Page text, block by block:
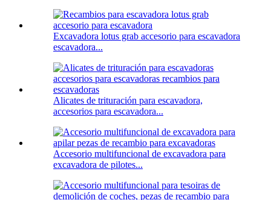
Excavadora lotus grab accesorio para escavadora
escavadora...
Alicates de trituración para escavadora,
accesorios para escavadora...
Accesorio multifuncional de excavadora para
excavadora de pilotes...